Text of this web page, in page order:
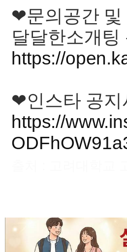
❤문의공간
달달한소개
https://
❤인스타 공
https://